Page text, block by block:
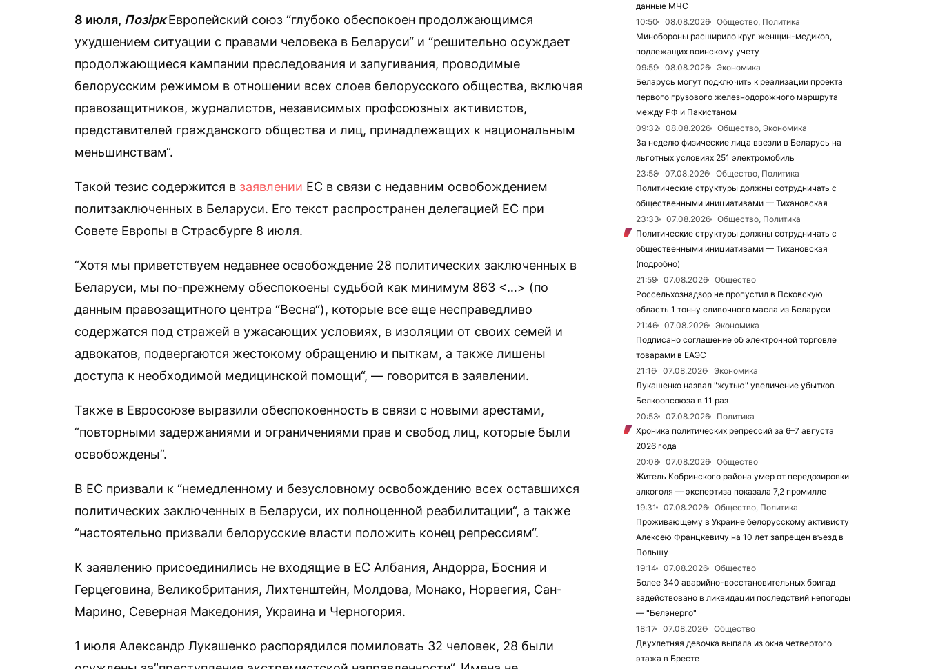
8 июля, ПозіркЕвропейский союз “глубоко обеспокоен продолжающимся
ухудшением ситуации с правами человека в Беларуси“ и “решительно осуждает
продолжающиеся кампании преследования и запугивания, проводимые
белорусским режимом в отношении всех слоев белорусского общества, включая
правозащитников, журналистов, независимых профсоюзных активистов,
представителей гражданского общества и лиц, принадлежащих к национальным
меньшинствам“.
Такой тезис содержится в заявлении ЕС в связи с недавним освобождением
политзаключенных в Беларуси. Его текст распространен делегацией ЕС при
Совете Европы в Страсбурге 8 июля.
“Хотя мы приветствуем недавнее освобождение 28 политических заключенных в
Беларуси, мы по-прежнему обеспокоены судьбой как минимум 863 <…> (по
данным правозащитного центра “Весна“), которые все еще несправедливо
содержатся под стражей в ужасающих условиях, в изоляции от своих семей и
адвокатов, подвергаются жестокому обращению и пыткам, а также лишены
доступа к необходимой медицинской помощи“, — говорится в заявлении.
Также в Евросоюзе выразили обеспокоенность в связи с новыми арестами,
“повторными задержаниями и ограничениями прав и свобод лиц, которые были
освобождены“.
В ЕС призвали к “немедленному и безусловному освобождению всех оставшихся
политических заключенных в Беларуси, их полноценной реабилитации“, а также
“настоятельно призвали белорусские власти положить конец репрессиям“.
К заявлению присоединились не входящие в ЕС Албания, Андорра, Босния и
Герцеговина, Великобритания, Лихтенштейн, Молдова, Монако, Норвегия, Сан-
Марино, Северная Македония, Украина и Черногория.
1 июля Александр Лукашенко распорядился помиловать 32 человек, 28 были
данные МЧС
10:50
08.08.2026
Общество, Политика
Минобороны расширило круг женщин-медиков,
подлежащих воинскому учету
09:59
08.08.2026
Экономика
Беларусь могут подключить к реализации проекта
первого грузового железнодорожного маршрута
между РФ и Пакистаном
09:32
08.08.2026
Общество, Экономика
За неделю физические лица ввезли в Беларусь на
льготных условиях 251 электромобиль
23:58
07.08.2026
Общество, Политика
Политические структуры должны сотрудничать с
общественными инициативами — Тихановская
23:33
07.08.2026
Общество, Политика
Политические структуры должны сотрудничать с
общественными инициативами — Тихановская
(подробно)
21:59
07.08.2026
Общество
Россельхознадзор не пропустил в Псковскую
область 1 тонну сливочного масла из Беларуси
21:46
07.08.2026
Экономика
Подписано соглашение об электронной торговле
товарами в ЕАЭС
21:16
07.08.2026
Экономика
Лукашенко назвал "жутью" увеличение убытков
Белкоопсоюза в 11 раз
20:53
07.08.2026
Политика
Хроника политических репрессий за 6–7 августа
2026 года
20:08
07.08.2026
Общество
Житель Кобринского района умер от передозировки
алкоголя — экспертиза показала 7,2 промилле
19:31
07.08.2026
Общество, Политика
Проживающему в Украине белорусскому активисту
Алексею Францкевичу на 10 лет запрещен въезд в
Польшу
19:14
07.08.2026
Общество
Более 340 аварийно-восстановительных бригад
задействовано в ликвидации последствий непогоды
— "Белэнерго"
18:17
07.08.2026
Общество
Двухлетняя девочка выпала из окна четвертого
этажа в Бресте